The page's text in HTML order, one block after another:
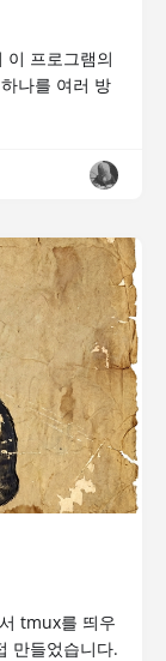
이 프로그램의
나를 여러 방
tmux를 띄우
만들었습니다.